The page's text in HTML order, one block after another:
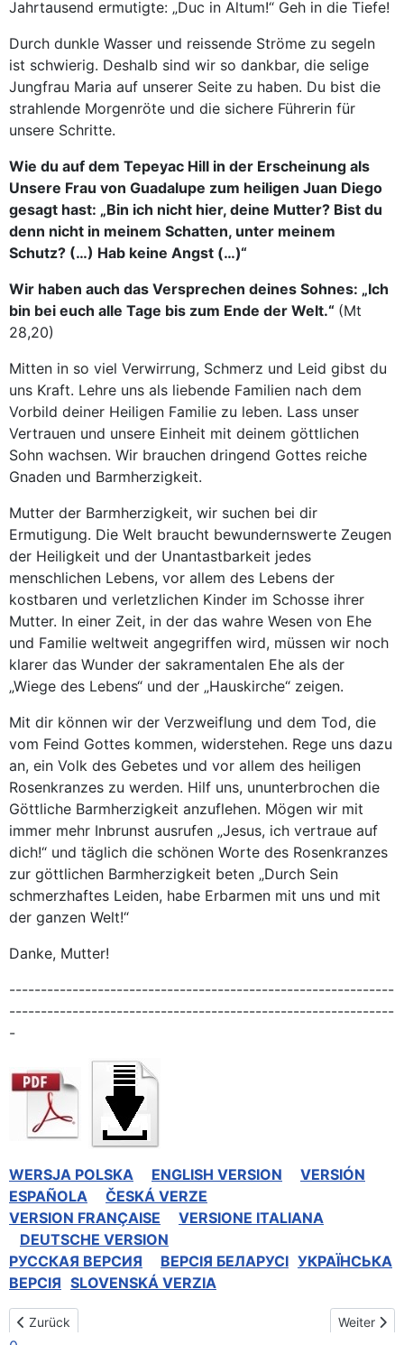
Jahrtausend ermutigte: „Duc in Altum!“ Geh in die Tiefe!
Durch dunkle Wasser und reissende Ströme zu segeln
ist schwierig. Deshalb sind wir so dankbar, die selige
Jungfrau Maria auf unserer Seite zu haben. Du bist die
strahlende Morgenröte und die sichere Führerin für
unsere Schritte.
Wie du auf dem Tepeyac Hill in der Erscheinung als
Unsere Frau von Guadalupe zum heiligen Juan Diego
gesagt hast: „Bin ich nicht hier, deine Mutter? Bist du
denn nicht in meinem Schatten, unter meinem
Schutz? (…) Hab keine Angst (…)“
Wir haben auch das Versprechen deines Sohnes: „Ich
bin bei euch alle Tage bis zum Ende der Welt.“ (Mt
28,20)
Mitten in so viel Verwirrung, Schmerz und Leid gibst du
uns Kraft. Lehre uns als liebende Familien nach dem
Vorbild deiner Heiligen Familie zu leben. Lass unser
Vertrauen und unsere Einheit mit deinem göttlichen
Sohn wachsen. Wir brauchen dringend Gottes reiche
Gnaden und Barmherzigkeit.
Mutter der Barmherzigkeit, wir suchen bei dir
Ermutigung. Die Welt braucht bewundernswerte Zeugen
der Heiligkeit und der Unantastbarkeit jedes
menschlichen Lebens, vor allem des Lebens der
kostbaren und verletzlichen Kinder im Schosse ihrer
Mutter. In einer Zeit, in der das wahre Wesen von Ehe
und Familie weltweit angegriffen wird, müssen wir noch
klarer das Wunder der sakramentalen Ehe als der
„Wiege des Lebens“ und der „Hauskirche“ zeigen.
Mit dir können wir der Verzweiflung und dem Tod, die
vom Feind Gottes kommen, widerstehen. Rege uns dazu
an, ein Volk des Gebetes und vor allem des heiligen
Rosenkranzes zu werden. Hilf uns, ununterbrochen die
Göttliche Barmherzigkeit anzuflehen. Mögen wir mit
immer mehr Inbrunst ausrufen „Jesus, ich vertraue auf
dich!“ und täglich die schönen Worte des Rosenkranzes
zur göttlichen Barmherzigkeit beten „Durch Sein
schmerzhaftes Leiden, habe Erbarmen mit uns und mit
der ganzen Welt!“
Danke, Mutter!
-------------------------------------------------------------
-------------------------------------------------------------
-
WERSJA POLSKA ENGLISH VERSION
VERSIÓN
ESPAÑOLA
ČESKÁ VERZE
VERSION FRANÇAISE
VERSIONE ITALIANA
DEUTSCHE VERSION
РУССКАЯ BЕРСИЯ
BEPCIЯ БЕЛАРУСІ УКРАЇНСЬКА
ВЕРСІЯ SLOVENSKÁ VERZIA
Vorheriger Beitrag: Panama Chitre 2019
Zurück Nächster
Weiter